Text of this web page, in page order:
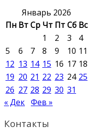
Январь 2026
Пн ВтСр Чт ПтСб Вс
1
2 3
4
5
6 7 8 9 10 11
12 13 14 15 16 17 18
19 20 21 22 23 24 25
26 27 28 29 30 31
« Дек Фев »
Контакты